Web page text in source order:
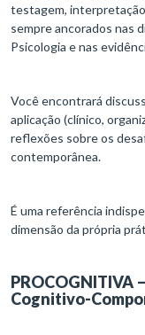
testagem,
sempre ancorados nas
Psicologia e nas
Você encontrará
aplicação (clínico,
reflexões sobre os
contemporânea.
É uma referência
dimensão da própria
PROCOGNITIVA
Cognitivo-